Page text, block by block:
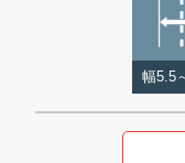
幅5.5